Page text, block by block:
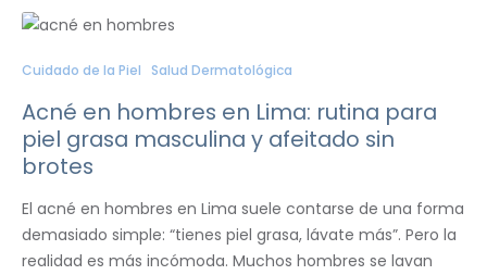
Cuidado de la Piel Salud Dermatológica
Acné en hombres en Lima: rutina para
piel grasa masculina y afeitado sin
brotes
El acné en hombres en Lima suele contarse de una forma
demasiado simple: “tienes piel grasa, lávate más”. Pero la
realidad es más incómoda. Muchos hombres se lavan